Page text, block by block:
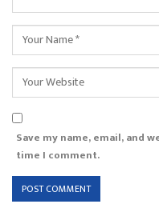
Save my name, email, and
time I comment.